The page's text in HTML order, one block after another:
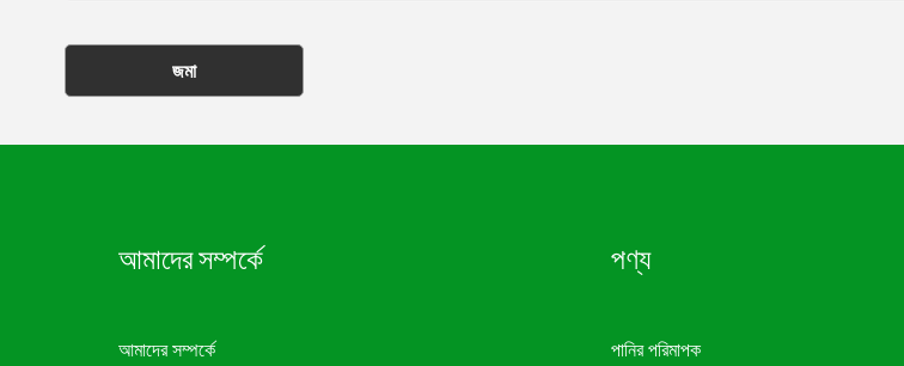
জমা
আমাদের সম্পর্কে
আমাদের সম্পর্কে
পণ্য
পানির পরিমাপক